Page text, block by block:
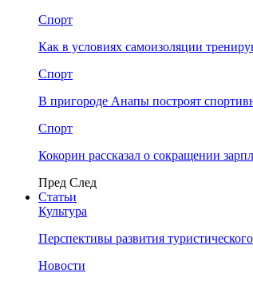
Спорт
Как в условиях самоизоляции
Спорт
В пригороде Анапы построят
Спорт
Кокорин рассказал о сокращении
Пред След
Статьи
Культура
Перспективы развития
Новости